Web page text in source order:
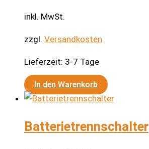
inkl. MwSt.
zzgl. Versandkosten
Lieferzeit: 3-7 Tage
In den Warenkorb
Batterietrennschalter